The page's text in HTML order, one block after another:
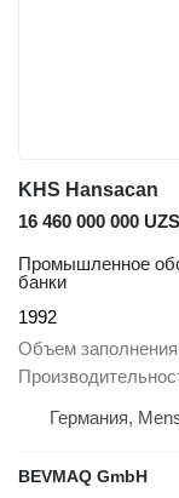
KHS Hansacan
16 460 000 000 UZS
Промышленное
банки
1992
Объем заполнения
Германия,
BEVMAQ GmbH